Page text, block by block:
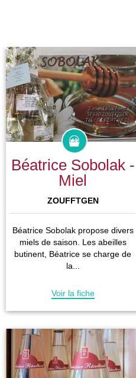
Béatrice Sobolak -
Miel
ZOUFFTGEN
Béatrice Sobolak propose divers
miels de saison. Les abeilles
butinent, Béatrice se charge de
la...
Voir la fiche